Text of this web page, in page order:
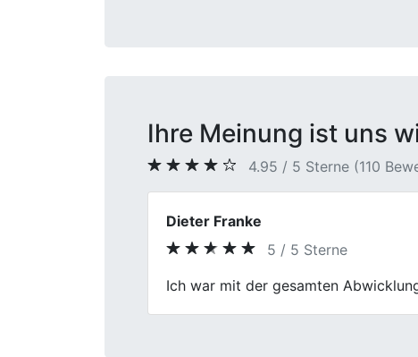
Ihre Meinung ist uns
4.95 / 5 Sterne (110
Jennifer
5 / 5 Sterne
Mein Verkaufserlebnis bei Fischer